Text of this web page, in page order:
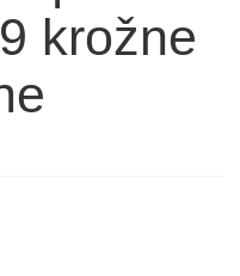
krožne